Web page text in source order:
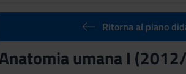
Ritorna al piano
Anatomia umana I